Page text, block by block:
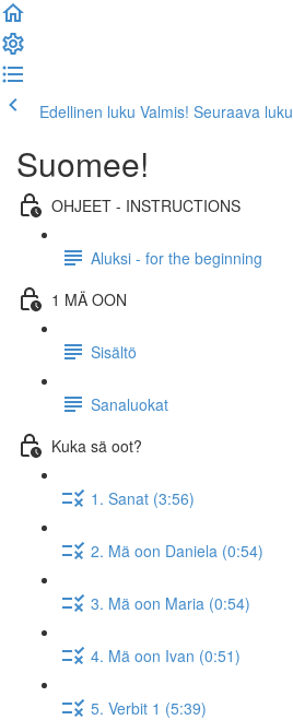
Edellinen luku Valmis! Seuraava luku
Suomee!
OHJEET - INSTRUCTIONS
Aluksi - for the beginning
1 MÄ OON
Sisältö
Sanaluokat
Kuka sä oot?
1. Sanat (3:56)
2. Mä oon Daniela (0:54)
3. Mä oon Maria (0:54)
4. Mä oon Ivan (0:51)
5. Verbit 1 (5:39)